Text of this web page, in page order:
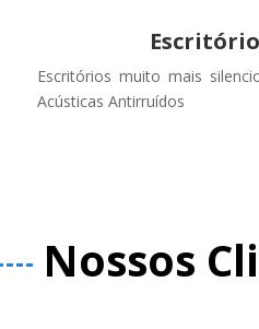
Escritórios muito mais
Acústicas Antirruídos
Nossos